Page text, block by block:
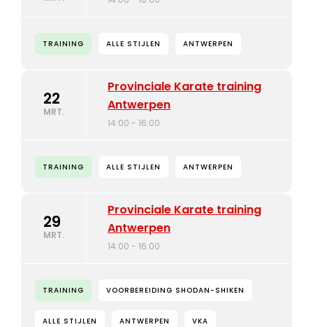
TRAINING ALLE STIJLEN ANTWERPEN
22
MRT.
Provinciale Karate training
Antwerpen
14:00 - 16:00
TRAINING ALLE STIJLEN ANTWERPEN
29
MRT.
Provinciale Karate training
Antwerpen
14:00 - 16:00
TRAINING VOORBEREIDING SHODAN-SHIKEN
ALLE STIJLEN ANTWERPEN VKA